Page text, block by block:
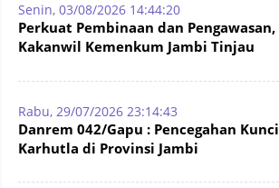
Senin, 03/08/2026 14:44:20
Perkuat Pembinaan dan Pengawasan,
Kakanwil Kemenkum Jambi Tinjau
Rabu, 29/07/2026 23:14:43
Danrem 042/Gapu : Pencegahan Kunci
Karhutla di Provinsi Jambi